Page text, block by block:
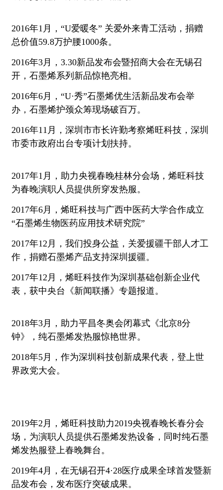
2016年1月，“U爱暖冬” 关爱外来青工活动，捐赠
总价值59.8万护腰1000条。
2016年3月，3.30新品发布会暨招商大会在无锡召
开，石墨烯系列新品惊艳亮相。
2016年6月，“U·秀”石墨烯优生活新品发布会举
办，石墨烯护颈众筹现场破百万。
2016年11月，深圳市市长许勤考察烯旺科技，深圳
市委市政府出台专项计划扶持。
2017年1月，助力央视春晚桂林分会场，烯旺科技
为春晚演职人员提供所穿发热服。
2017年6月，烯旺科技与广西中医药大学合作成立
“石墨烯生物医药应用技术研究院”
2017年12月，我们投身公益，关爱援疆干部人才工
作，捐赠石墨烯产品支持深圳援疆。
2017年12月，烯旺科技作为深圳基础创新企业代
表，获中央台《新闻联播》专题报道。
2018年3月，助力平昌冬奥会闭幕式《北京8分
钟》，纯石墨烯发热服惊艳世界。
2018年5月，作为深圳科技创新成果代表，登上世
界政党大会。
2019年2月，烯旺科技助力2019央视春晚长春分会
场，为演职人员提供石墨烯发热设备，同时纯石墨
烯发热服登上春晚舞台。
2019年4月，在无锡召开4·28医疗成果全球首发暨新
品发布会，发布医疗突破成果。